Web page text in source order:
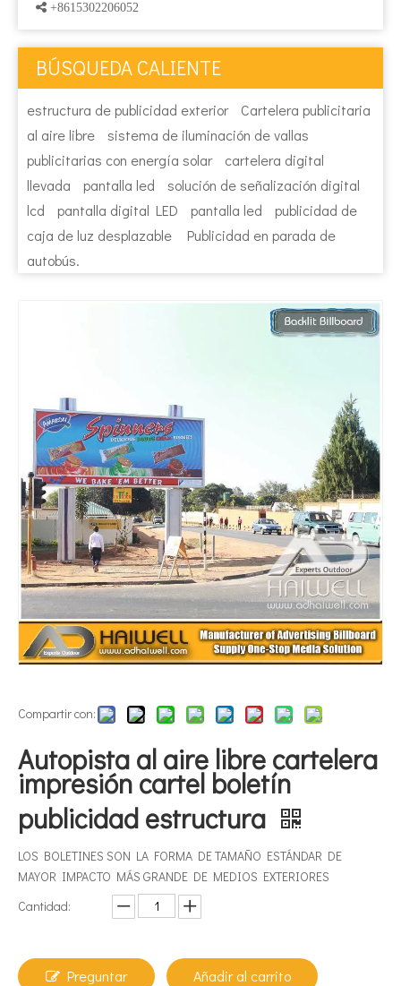
 +8615302206052
BÚSQUEDA CALIENTE
estructura de publicidad exterior
Cartelera publicitaria
al aire libre
sistema de iluminación de vallas
publicitarias con energía solar
cartelera digital
llevada
pantalla led
solución de señalización digital
lcd
pantalla digital LED pantalla led
publicidad de
caja de luz desplazable
Publicidad en parada de
autobús.
Compartir con:
Autopista al aire libre cartelera
impresión cartel boletín
publicidad estructura
LOS BOLETINES SON LA FORMA DE TAMAÑO ESTÁNDAR DE
MAYOR IMPACTO MÁS GRANDE DE MEDIOS EXTERIORES
Cantidad:
Preguntar Añadir al carrito